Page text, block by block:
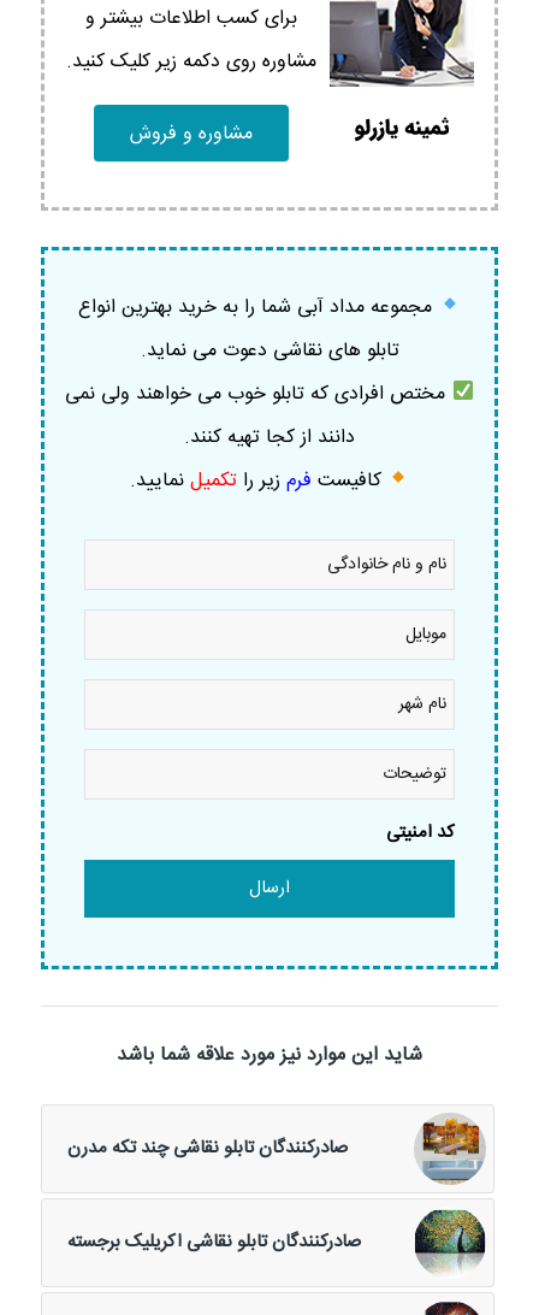
برای کسب اطلاعات بیشتر و
مشاوره روی دکمه زیر کلیک کنید.
مشاوره و فروش
مجموعه مداد آبی شما را به خرید بهترین انواع
تابلو های نقاشی دعوت می نماید.
مختص افرادی که تابلو خوب می خواهند ولی نمی
دانند از کجا تهیه کنند.
کافیست فرم زیر را تکمیلنمایید.
نام
نام
خانوادگی
موبایل
نام
شهر *
توضیحات
کد امنیتی
شاید این موارد نیز مورد علاقه شما باشد
صادرکنندگان تابلو نقاشی چند تکه مدرن
صادرکنندگان تابلو نقاشی اکریلیک برجسته